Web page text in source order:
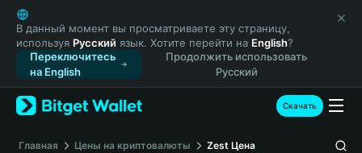
English
日本語
Tiếng Việt
Русский
Español (Latinoamérica)
Türkçe
Français
В данный момент вы просматриваете эту страницу,
используя Русский язык. Хотите перейти на English?
Переключитесь
на English
Продолжить использовать
Русский
Скачать
Главная Цены на криптовалюты Zest Цена